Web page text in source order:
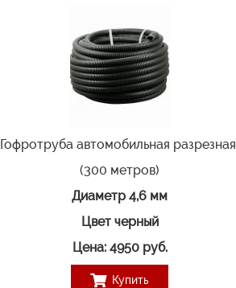
Гофротруба автомобильная разрезная
(300 метров)
Диаметр 4,6 мм
Цвет черный
Цена: 4950 руб.
Купить